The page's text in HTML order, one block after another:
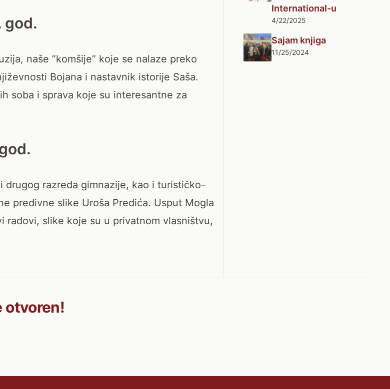
god.
naše ”komšije” koje se nalaze preko
Bojana i nastavnik istorije Saša.
soba i sprava koje su interesantne za
drugog razreda gimnazije, kao i turističko-
predivne slike Uroša Predića. Usput Mogla
radovi, slike koje su u privatnom vlasništvu,
International-u
4/22/2025
Sajam knjiga
11/25/2024
otvoren!